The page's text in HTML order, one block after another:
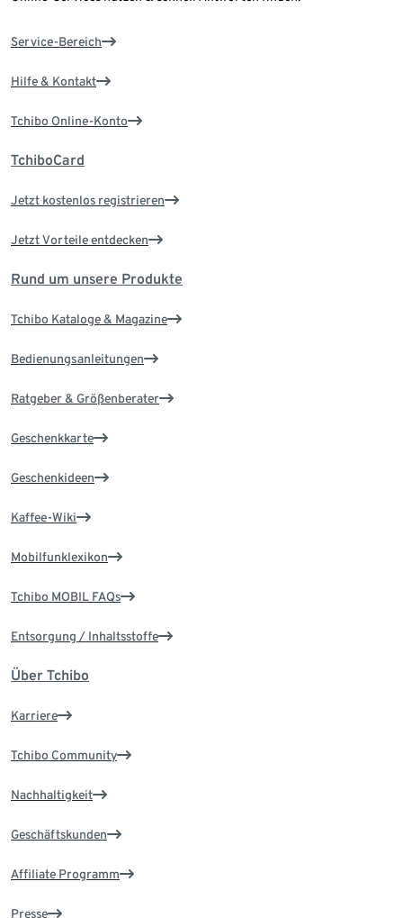
Service-Bereich
Hilfe & Kontakt
Tchibo Online-Konto
TchiboCard
Jetzt kostenlos registrieren
Jetzt Vorteile entdecken
Rund um unsere Produkte
Tchibo Kataloge & Magazine
Bedienungsanleitungen
Ratgeber & Größenberater
Geschenkkarte
Geschenkideen
Kaffee-Wiki
Mobilfunklexikon
Tchibo MOBIL FAQs
Entsorgung / Inhaltsstoffe
Über Tchibo
Karriere
Tchibo Community
Nachhaltigkeit
Geschäftskunden
Affiliate Programm
Presse